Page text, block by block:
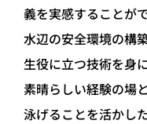
義を実感することがで
水辺の安全環境の構
生役に立つ技術を身
素晴らしい経験の場
泳げることを活かし